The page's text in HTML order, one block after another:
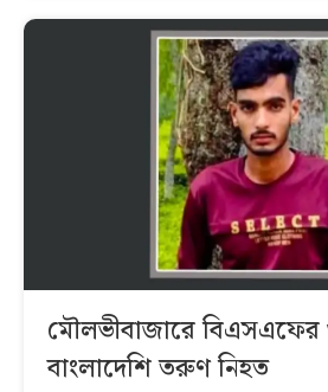
মৌলভীবাজারে
বাংলাদেশি তরুণ নিহত